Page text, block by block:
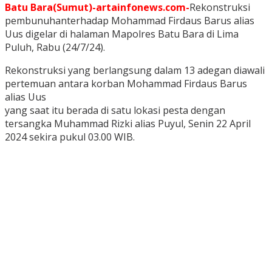
Batu Bara(Sumut)-artainfonews.com-Rekonstruksi
pembunuhanterhadap Mohammad Firdaus Barus alias
Uus digelar di halaman Mapolres Batu Bara di Lima
Puluh, Rabu (24/7/24).
Rekonstruksi yang berlangsung dalam 13 adegan diawali
pertemuan antara korban Mohammad Firdaus Barus
alias Uus
yang saat itu berada di satu lokasi pesta dengan
tersangka Muhammad Rizki alias Puyul, Senin 22 April
2024 sekira pukul 03.00 WIB.